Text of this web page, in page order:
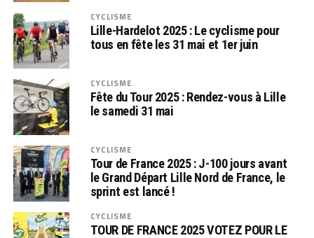
CYCLISME
Lille-Hardelot 2025 : Le cyclisme pour
tous en fête les 31 mai et 1er juin
CYCLISME
Fête du Tour 2025 : Rendez-vous à Lille
le samedi 31 mai
CYCLISME
Tour de France 2025 : J-100 jours avant
le Grand Départ Lille Nord de France, le
sprint est lancé !
CYCLISME
TOUR DE FRANCE 2025 VOTEZ POUR LE